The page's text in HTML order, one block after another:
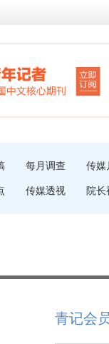
每月调查 传媒
传媒透视 院长
青记会